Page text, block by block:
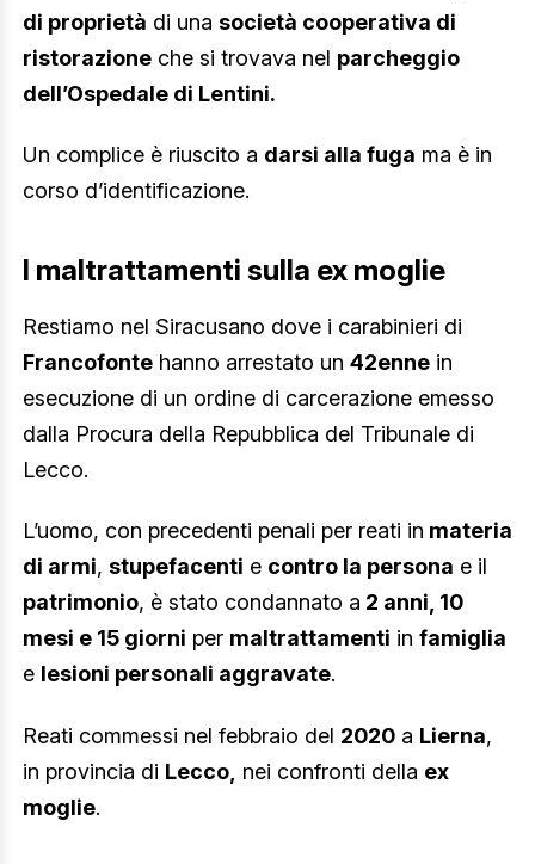
di proprietà di una società cooperativa di
ristorazione che si trovava nel parcheggio
dell’Ospedale di Lentini.
Un complice è riuscito a darsi alla fuga ma è in
corso d’identificazione.
I maltrattamenti sulla ex moglie
Restiamo nel Siracusano dove i carabinieri di
Francofonte hanno arrestato un 42enne in
esecuzione di un ordine di carcerazione emesso
dalla Procura della Repubblica del Tribunale di
Lecco.
L’uomo, con precedenti penali per reati in materia
di armi, stupefacenti e contro la persona e il
patrimonio, è stato condannato a 2 anni, 10
mesi e 15 giorni per maltrattamenti in famiglia
e lesioni personali aggravate.
Reati commessi nel febbraio del 2020 a Lierna,
in provincia di Lecco, nei confronti della ex
moglie.